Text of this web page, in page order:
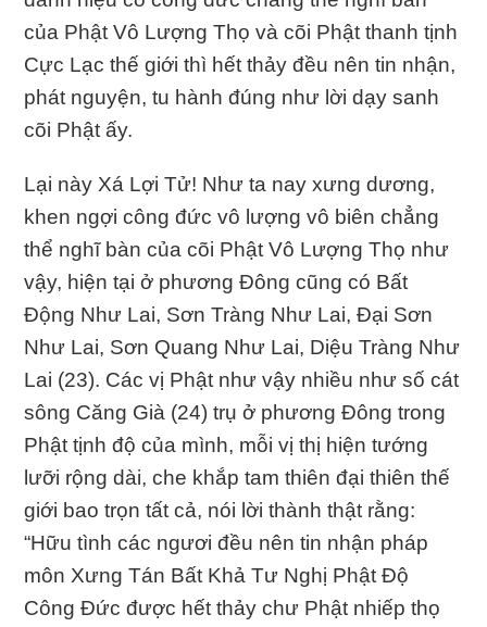
của Phật Vô Lượng Thọ và cõi Phật thanh tịnh
Cực Lạc thế giới thì hết thảy đều nên tin nhận,
phát nguyện, tu hành đúng như lời dạy sanh
cõi Phật ấy.
Lại này Xá Lợi Tử! Như ta nay xưng dương,
khen ngợi công đức vô lượng vô biên chẳng
thể nghĩ bàn của cõi Phật Vô Lượng Thọ như
vậy, hiện tại ở phương Ðông cũng có Bất
Ðộng Như Lai, Sơn Tràng Như Lai, Ðại Sơn
Như Lai, Sơn Quang Như Lai, Diệu Tràng Như
Lai (23). Các vị Phật như vậy nhiều như số cát
sông Căng Già (24) trụ ở phương Ðông trong
Phật tịnh độ của mình, mỗi vị thị hiện tướng
lưỡi rộng dài, che khắp tam thiên đại thiên thế
giới bao trọn tất cả, nói lời thành thật rằng:
“Hữu tình các ngươi đều nên tin nhận pháp
môn Xưng Tán Bất Khả Tư Nghị Phật Ðộ
Công Ðức được hết thảy chư Phật nhiếp thọ